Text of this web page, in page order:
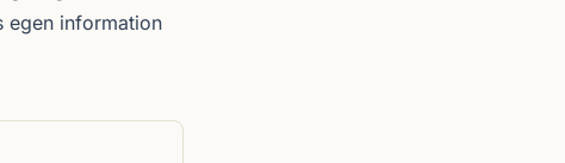
egen information